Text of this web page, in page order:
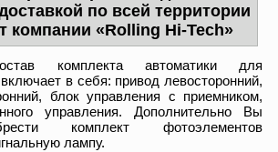
по всей территории
компании «Rolling Hi-Tech»
комплекта автоматики для
в себя: привод левосторонний,
блок управления с приемником,
управления. Дополнительно Вы
комплект фотоэлементов
лампу.